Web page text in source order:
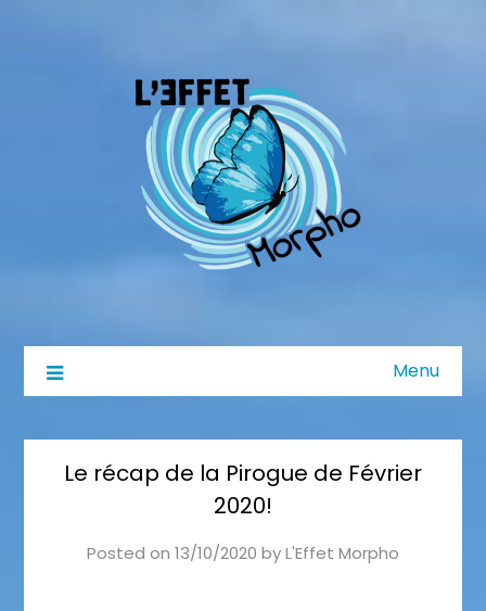
Menu
Le récap de la Pirogue de Février
2020!
Posted on 13/10/2020 byL'Effet Morpho